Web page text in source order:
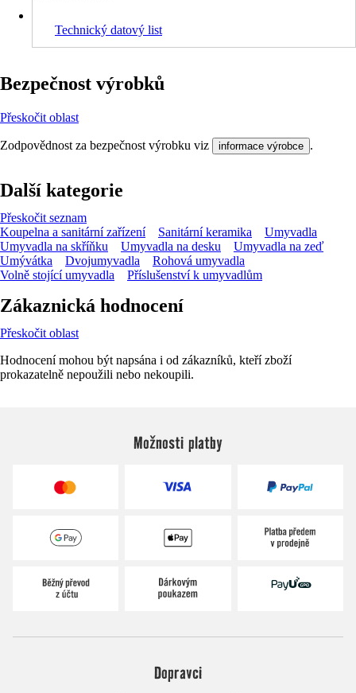
Technický datový list
Bezpečnost výrobků
Přeskočit oblast
Zodpovědnost za bezpečnost výrobku viz informace výrobce .
Další kategorie
Přeskočit seznam
Koupelna a sanitární zařízení
Sanitární keramika
Umyvadla
Umyvadla na skříňku
Umyvadla na desku
Umyvadla na zeď
Umývátka
Dvojumyvadla
Rohová umyvadla
Volně stojící umyvadla
Příslušenství k umyvadlům
Zákaznická hodnocení
Přeskočit oblast
Hodnocení mohou být napsána i od zákazníků, kteří zboží
prokazatelně nepoužili nebo nekoupili.
Možnosti platby
Dopravci